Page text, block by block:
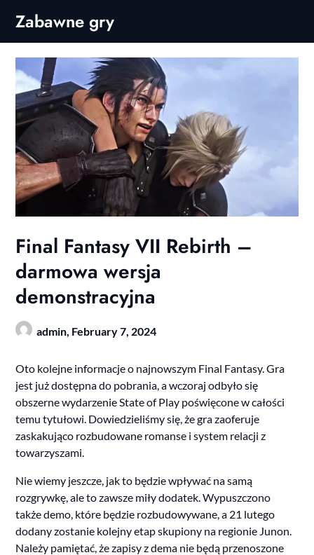
content
Zabawne gry
Final Fantasy VII Rebirth –
darmowa wersja
demonstracyjna
admin, February 7, 2024
Oto kolejne informacje o najnowszym Final Fantasy. Gra
jest już dostępna do pobrania, a wczoraj odbyło się
obszerne wydarzenie State of Play poświęcone w całości
temu tytułowi. Dowiedzieliśmy się, że gra zaoferuje
zaskakująco rozbudowane romanse i system relacji z
towarzyszami.
Nie wiemy jeszcze, jak to będzie wpływać na samą
rozgrywkę, ale to zawsze miły dodatek. Wypuszczono
także demo, które będzie rozbudowywane, a 21 lutego
dodany zostanie kolejny etap skupiony na regionie Junon.
Należy pamiętać, że zapisy z dema nie będą przenoszone